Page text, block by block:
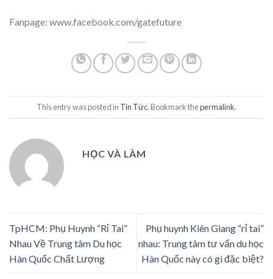
Fanpage: www.facebook.com/gatefuture
This entry was posted in Tin Tức. Bookmark thepermalink.
HỌC VÀ LÀM
TpHCM: Phụ Huynh “Rỉ Tai”
Nhau Về Trung tâm Du học
Hàn Quốc Chất Lượng
Phụ huynh Kiên Giang “rỉ tai”
nhau: Trung tâm tư vấn du học
Hàn Quốc này có gì đặc biệt?